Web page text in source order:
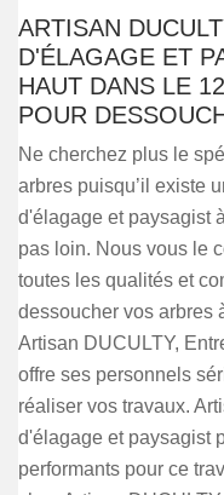
ARTISAN
D'ÉLAGAGE ET
HAUT DANS LE
POUR
Ne cherchez plus le
arbres puisqu’il existe
d'élagage et paysagist
pas loin. Nous vous le
toutes les qualités et
dessoucher vos arbres
Artisan DUCULTY,
offre ses personnels
réaliser vos travaux.
d'élagage et paysagist
performants pour ce